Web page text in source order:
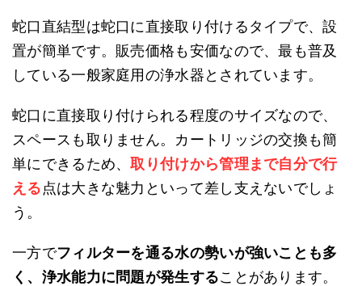
蛇口直結型は蛇口に直接取り付けるタイプで、設
置が簡単です。販売価格も安価なので、最も普及
している一般家庭用の浄水器とされています。
蛇口に直接取り付けられる程度のサイズなので、
スペースも取りません。カートリッジの交換も簡
単にできるため、取り付けから管理まで自分で行
える点は大きな魅力といって差し支えないでしょ
う。
一方でフィルターを通る水の勢いが強いことも多
く、浄水能力に問題が発生することがあります。